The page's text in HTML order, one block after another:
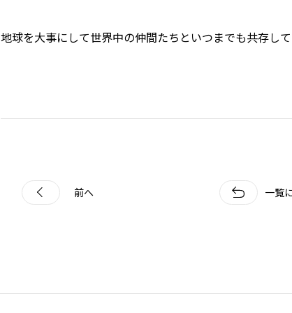
地球を大事にして世界中の仲間たちといつまでも共存し
前へ 一覧